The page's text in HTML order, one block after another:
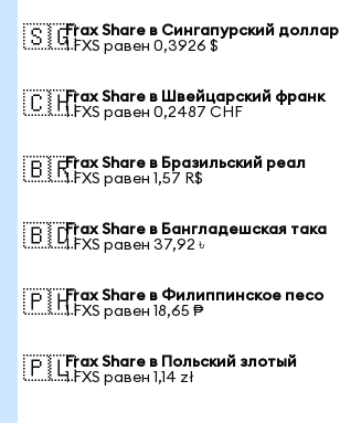
🇸🇬Frax Share в Сингапурский доллар
1 FXS равен 0,3926 $
🇨🇭Frax Share в Швейцарский франк
1 FXS равен 0,2487 CHF
🇧🇷Frax Share в Бразильский реал
1 FXS равен 1,57 R$
🇧🇩Frax Share в Бангладешская така
1 FXS равен 37,92 ৳
🇵🇭Frax Share в Филиппинское песо
1 FXS равен 18,65 ₱
🇵🇱Frax Share в Польский злотый
1 FXS равен 1,14 zł